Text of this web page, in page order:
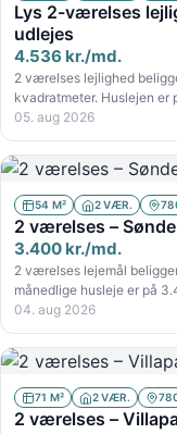
Lys 2-værelses
udlejes
4.536 kr./md.
2 værelses lejlighed
kvadratmeter. Huslejen er
05. aug 2026
54 M² 2 VÆR.
2 værelses –
3.400 kr./md.
2 værelses lejemål
månedlige husleje er på
04. aug 2026
71 M² 2 VÆR.
2 værelses –